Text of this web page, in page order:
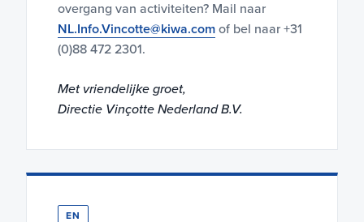
overgang van activiteiten? Mail naar
NL.Info.Vincotte@kiwa.com of bel naar +31
(0)88 472 2301.
Met vriendelijke groet,
Directie Vinçotte Nederland B.V.
EN